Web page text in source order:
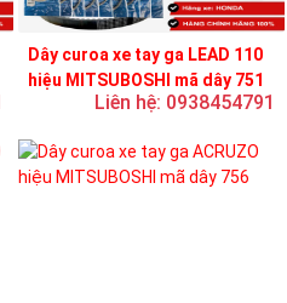
Dây curoa xe tay ga LEAD 110
hiệu MITSUBOSHI mã dây 751
Liên hệ: 0938454791